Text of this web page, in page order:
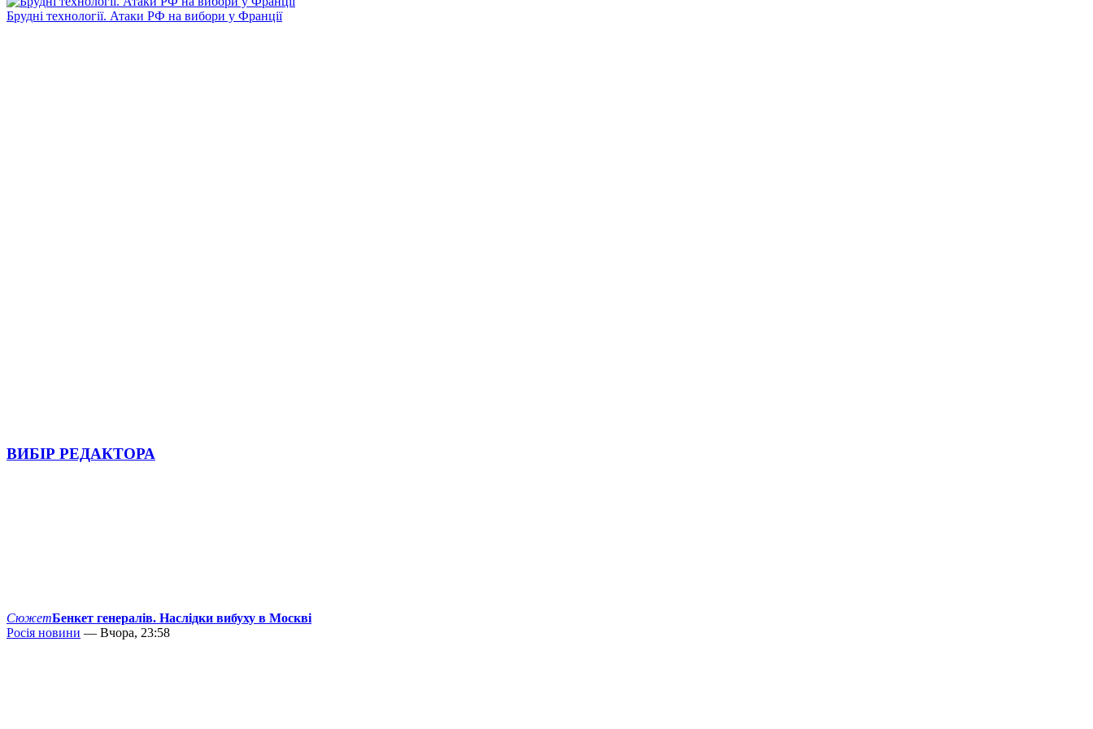
Брудні технології. Атаки РФ на вибори у Франції
ВИБІР РЕДАКТОРА
СюжетБенкет генералів. Наслідки вибуху в Москві
Росія новини — Вчора, 23:58